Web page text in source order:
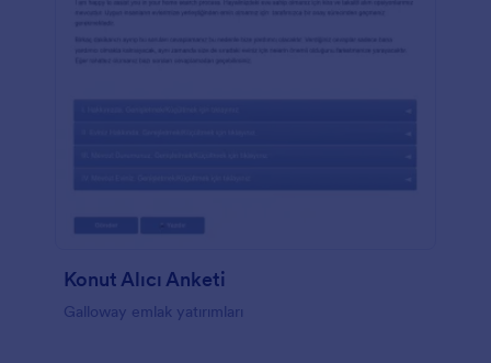
Konut Alıcı Anketi
Galloway emlak yatırımları